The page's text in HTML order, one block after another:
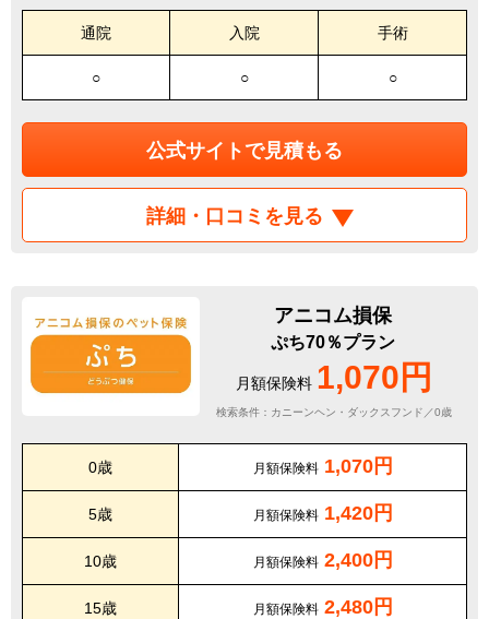
通院 入院 手術
○ ○ ○
公式サイトで見積もる
詳細・口コミを見る
アニコム損保
ぷち70％プラン
月額保険料 1,070円
検索条件：カニーンヘン・ダックスフンド／0歳
0歳 月額保険料 1,070円
5歳 月額保険料 1,420円
10歳 月額保険料 2,400円
15歳 月額保険料 2,480円